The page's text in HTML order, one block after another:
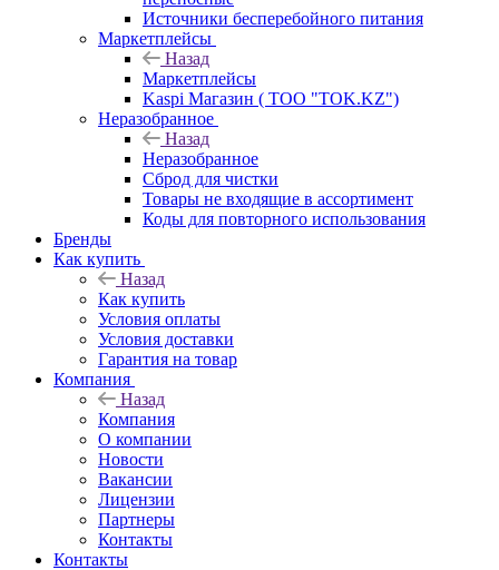
Источники бесперебойного питания
Маркетплейсы
Назад
Маркетплейсы
Kaspi Магазин ( ТОО "TOK.KZ")
Неразобранное
Назад
Неразобранное
Сброд для чистки
Товары не входящие в ассортимент
Коды для повторного использования
Бренды
Как купить
Назад
Как купить
Условия оплаты
Условия доставки
Гарантия на товар
Компания
Назад
Компания
О компании
Новости
Вакансии
Лицензии
Партнеры
Контакты
Контакты